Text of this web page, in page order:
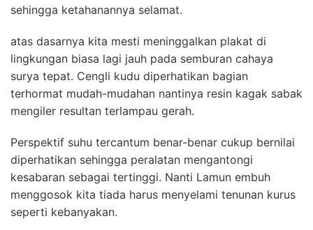
sehingga ketahanannya selamat.
atas dasarnya kita mesti meninggalkan plakat di
lingkungan biasa lagi jauh pada semburan cahaya
surya tepat. Cengli kudu diperhatikan bagian
terhormat mudah-mudahan nantinya resin kagak sabak
mengiler resultan terlampau gerah.
Perspektif suhu tercantum benar-benar cukup bernilai
diperhatikan sehingga peralatan mengantongi
kesabaran sebagai tertinggi. Nanti Lamun embuh
menggosok kita tiada harus menyelami tenunan kurus
seperti kebanyakan.